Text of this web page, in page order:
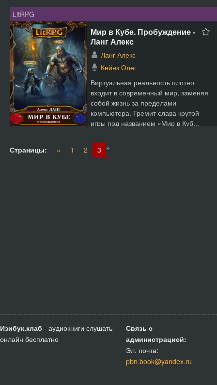
LitRPG
Мир в Кубе. Пробуждение -
Ланг Алекс
Ланг Алекс
Кейнз Олег
Виртуальная реальность плотно
входит в современный мир, заменяя
собой жизнь за пределами
компьютера. Гремит слава крутой
игры под названием «Мир в Куб...
Страницы: « 1 2 3 »
Изибук.клаб - аудиокниги слушать
онлайн бесплатно
Связь с
администрацией:
Эл. почта:
pbn.book@yandex.ru